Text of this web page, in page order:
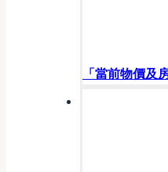
「當前物價及